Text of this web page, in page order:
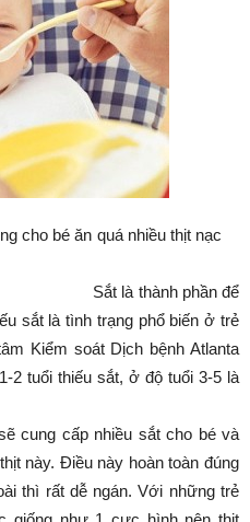
nhiều thịt nạc
phần để
sắt là tình trạng phổ biến ở trẻ
Kiểm soát Dịch bệnh Atlanta
2 tuổi thiếu sắt, ở độ tuổi 3-5 là
cung cấp nhiều sắt cho bé và
này. Điều này hoàn toàn đúng
thì rất dễ ngán. Với những trẻ